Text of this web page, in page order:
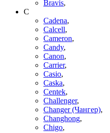
Bravis,
C
Cadena,
Calcell,
Cameron,
Candy,
Canon,
Carrier,
Casio,
Caska,
Centek,
Challenger,
Changer (Чангер),
Changhong,
Chigo,